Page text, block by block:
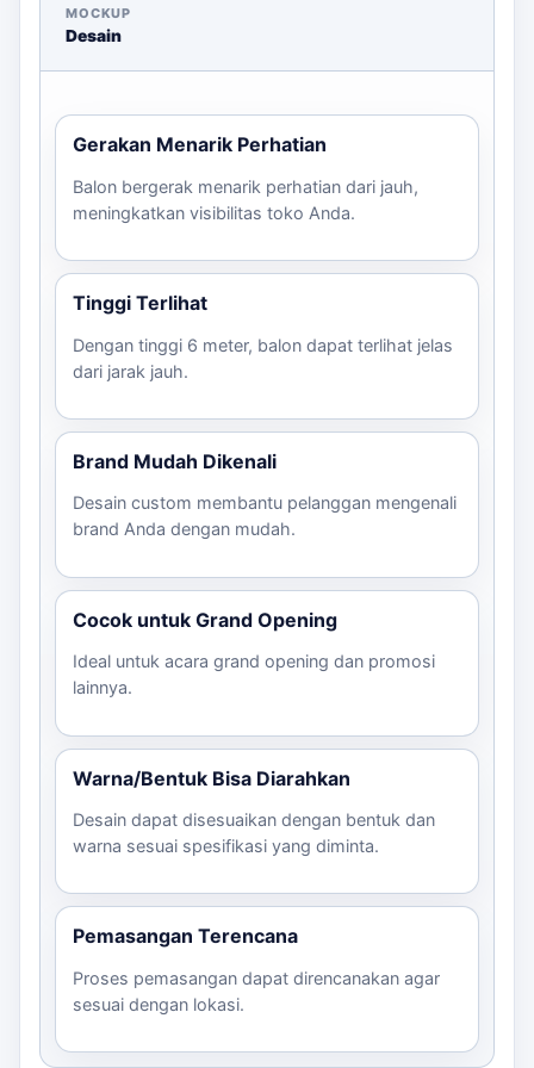
MOCKUP
Desain
Gerakan Menarik Perhatian
Balon bergerak menarik perhatian dari jauh,
meningkatkan visibilitas toko Anda.
Tinggi Terlihat
Dengan tinggi 6 meter, balon dapat terlihat jelas
dari jarak jauh.
Brand Mudah Dikenali
Desain custom membantu pelanggan mengenali
brand Anda dengan mudah.
Cocok untuk Grand Opening
Ideal untuk acara grand opening dan promosi
lainnya.
Warna/Bentuk Bisa Diarahkan
Desain dapat disesuaikan dengan bentuk dan
warna sesuai spesifikasi yang diminta.
Pemasangan Terencana
Proses pemasangan dapat direncanakan agar
sesuai dengan lokasi.